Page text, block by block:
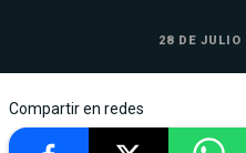
28 DE JULIO
Compartir en redes